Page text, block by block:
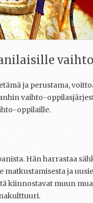
ja perustama,
vaihto-
oppilaille.
Hän harrastaa
matkustamisesta ja
kiinnostavat muun